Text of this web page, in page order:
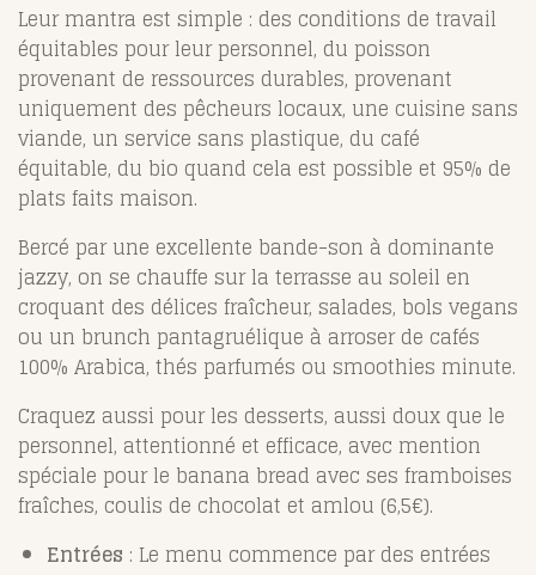
Leur mantra est simple : des conditions de travail
équitables pour leur personnel, du poisson
provenant de ressources durables, provenant
uniquement des pêcheurs locaux, une cuisine sans
viande, un service sans plastique, du café
équitable, du bio quand cela est possible et 95% de
plats faits maison.
Bercé par une excellente bande-son à dominante
jazzy, on se chauffe sur la terrasse au soleil en
croquant des délices fraîcheur, salades, bols vegans
ou un brunch pantagruélique à arroser de cafés
100% Arabica, thés parfumés ou smoothies minute.
Craquez aussi pour les desserts, aussi doux que le
personnel, attentionné et efficace, avec mention
spéciale pour le banana bread avec ses framboises
fraîches, coulis de chocolat et amlou (6,5€).
Entrées : Le menu commence par des entrées